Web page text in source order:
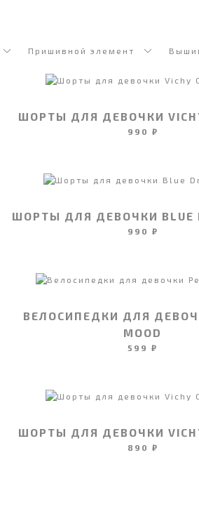
Пришивной элемент
ШОРТЫ ДЛЯ ДЕВОЧКИ VICHY
990 ₽
ШОРТЫ ДЛЯ ДЕВОЧКИ BLUE
990 ₽
ВЕЛОСИПЕДКИ ДЛЯ
MOOD
599 ₽
ШОРТЫ ДЛЯ ДЕВОЧКИ VICHY
890 ₽